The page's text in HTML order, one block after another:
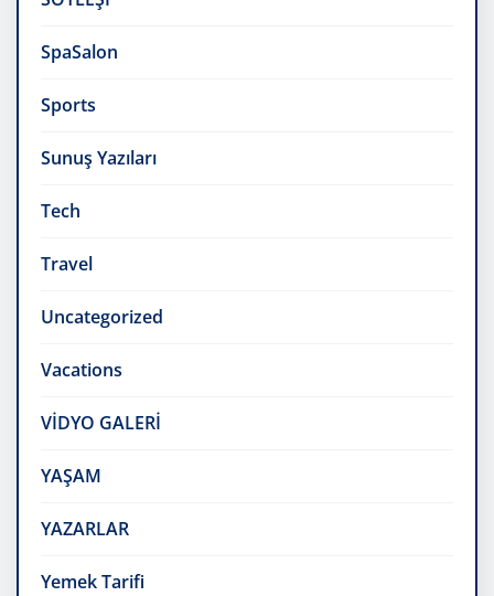
SpaSalon
Sports
Sunuş Yazıları
Tech
Travel
Uncategorized
Vacations
VİDYO GALERİ
YAŞAM
YAZARLAR
Yemek Tarifi